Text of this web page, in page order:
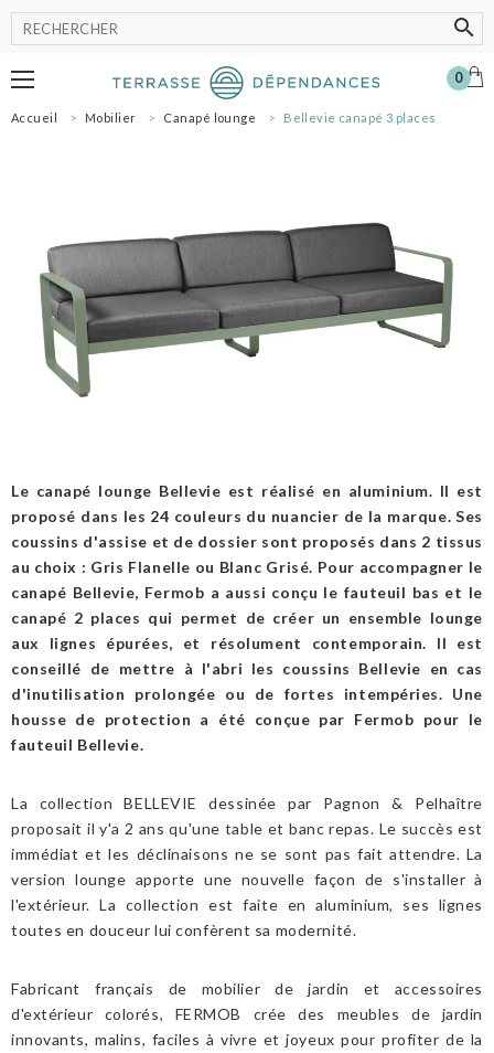
0
MOBILIER
OMBRAGE
SHOWROOM
NOS MARQUES
PROFESSIONNELS
Accueil Mobilier Canapé lounge Bellevie canapé 3 places
Le canapé lounge Bellevie est réalisé en aluminium. Il est
proposé dans les 24 couleurs du nuancier de la marque. Ses
coussins d'assise et de dossier sont proposés dans 2 tissus
au choix : Gris Flanelle ou Blanc Grisé. Pour accompagner le
canapé Bellevie, Fermob a aussi conçu le fauteuil bas et le
canapé 2 places qui permet de créer un ensemble lounge
aux lignes épurées, et résolument contemporain. Il est
conseillé de mettre à l'abri les coussins Bellevie en cas
d'inutilisation prolongée ou de fortes intempéries. Une
housse de protection a été conçue par Fermob pour le
fauteuil Bellevie.
La collection BELLEVIE dessinée par Pagnon & Pelhaître
proposait il y'a 2 ans qu'une table et banc repas. Le succès est
immédiat et les déclinaisons ne se sont pas fait attendre. La
version lounge apporte une nouvelle façon de s'installer à
l'extérieur. La collection est faite en aluminium, ses lignes
toutes en douceur lui confèrent sa modernité.
Fabricant français de mobilier de jardin et accessoires
d'extérieur colorés, FERMOB crée des meubles de jardin
innovants, malins, faciles à vivre et joyeux pour profiter de la